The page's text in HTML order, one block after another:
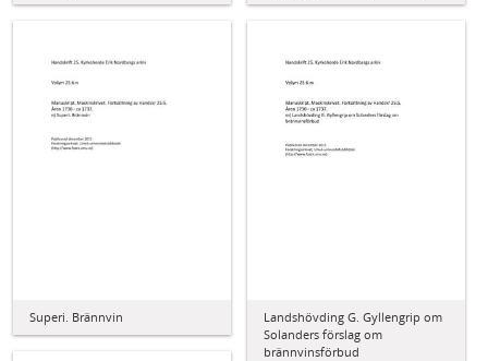
Superi. Brännvin
Landshövding G. Gyllengrip om
Solanders förslag om
brännvinsförbud